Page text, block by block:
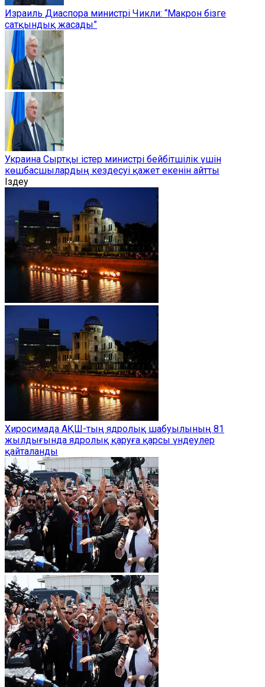
Израиль Диаспора министрі Чикли: “Макрон бізге
сатқындық жасады”
Украина Сыртқы істер министрі бейбітшілік үшін
көшбасшылардың кездесуі қажет екенін айтты
Іздеу
Хиросимада АҚШ-тың ядролық шабуылының 81
жылдығында ядролық қаруға қарсы үндеулер
қайталанды